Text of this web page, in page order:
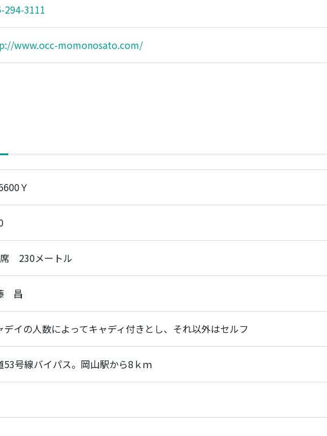
294-3111
www.occ-momonosato.com/
Ｙ
230メートル
昌
デイの人数によってキャディ付きとし、それ以外はセルフ
53号線バイパス。岡山駅から8ｋｍ